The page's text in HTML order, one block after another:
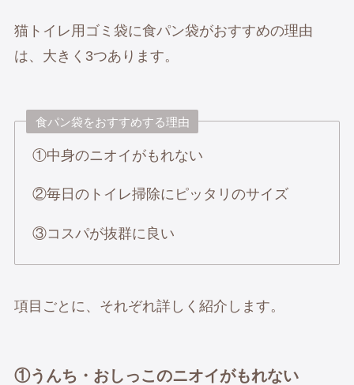
猫トイレ用ゴミ袋に食パン袋がおすすめの理由
は、大きく3つあります。
食パン袋をおすすめする理由
①中身のニオイがもれない
②毎日のトイレ掃除にピッタリのサイズ
③コスパが抜群に良い
項目ごとに、それぞれ詳しく紹介します。
①うんち・おしっこのニオイがもれない